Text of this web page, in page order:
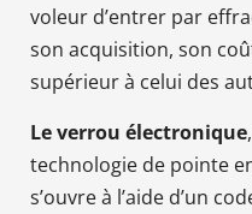
voleur d’entrer par
son acquisition, son
supérieur à celui des
Le verrou électronique
technologie de pointe
s’ouvre à l’aide d’un